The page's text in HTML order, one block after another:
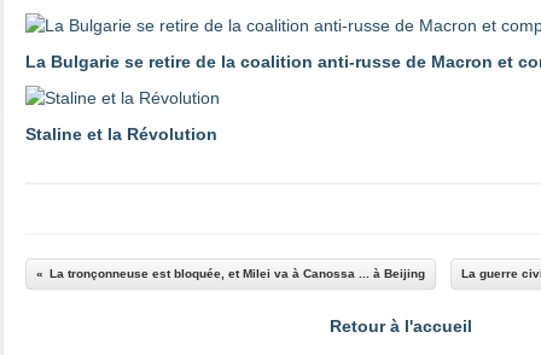
La Bulgarie se retire de la coalition anti-russe de Macron et
Staline et la Révolution
La tronçonneuse est bloquée, et Milei va à Canossa ... à Beijing La guerre
Retour à l'accueil